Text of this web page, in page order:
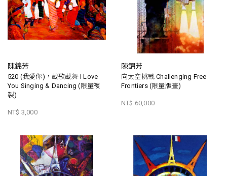
陳錦芳
520 (我愛你)，載歌載舞 I Love
You Singing & Dancing (限量複
製)
NT$ 3,000
陳錦芳
向太空挑戰 Challenging Free
Frontiers (限量版畫)
NT$ 60,000